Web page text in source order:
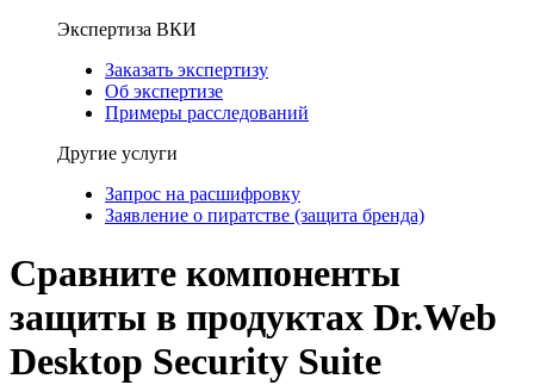
Экспертиза ВКИ
Заказать экспертизу
Об экспертизе
Примеры расследований
Другие услуги
Запрос на расшифровку
Заявление о пиратстве (защита бренда)
Сравните компоненты
защиты в продуктах Dr.Web
Desktop Security Suite